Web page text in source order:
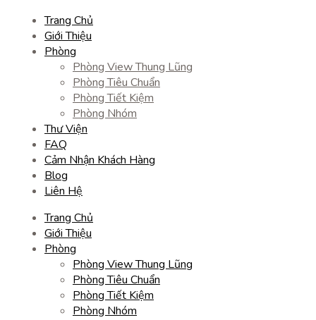
Trang Chủ
Giới Thiệu
Phòng
Phòng View Thung Lũng
Phòng Tiêu Chuẩn
Phòng Tiết Kiệm
Phòng Nhóm
Thư Viện
FAQ
Cảm Nhận Khách Hàng
Blog
Liên Hệ
Trang Chủ
Giới Thiệu
Phòng
Phòng View Thung Lũng
Phòng Tiêu Chuẩn
Phòng Tiết Kiệm
Phòng Nhóm